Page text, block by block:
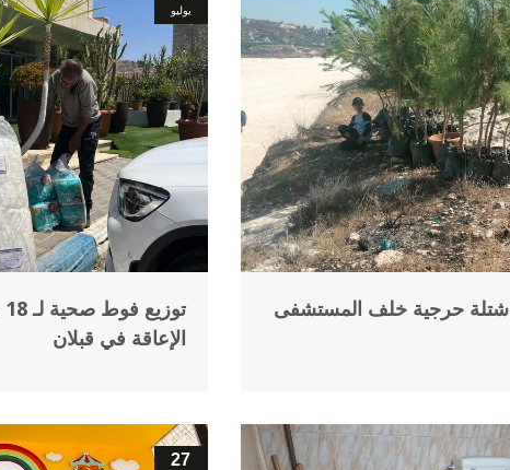
المركز يزرع 80 شتلة حرجية خلف المستشفى
يوليو
الإعاقة في قبلان
27